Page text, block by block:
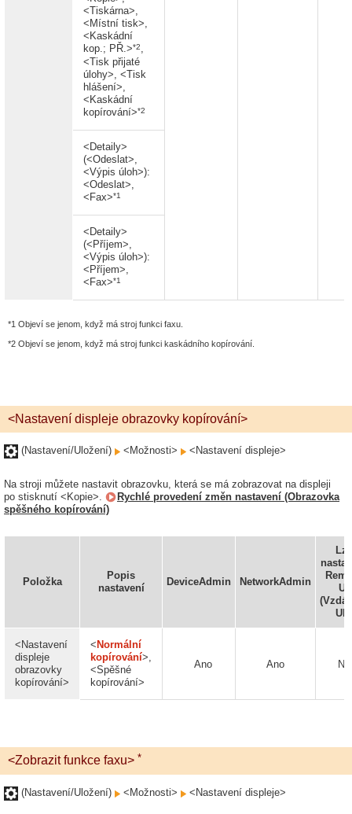
<Tiskárna>,
<Místní tisk>,
<Kaskádní
kop.; PŘ.>*2,
<Tisk přijaté
úlohy>, <Tisk
hlášení>,
<Kaskádní
kopírování>*2
<Detaily>
(<Odeslat>,
<Výpis úloh>):
<Odeslat>,
<Fax>*1
<Detaily>
(<Příjem>,
<Výpis úloh>):
<Příjem>,
<Fax>*1
*1 Objeví se jenom, když má stroj funkci faxu.
*2 Objeví se jenom, když má stroj funkci kaskádního kopírování.
<Nastavení displeje obrazovky kopírování>
(Nastavení/Uložení) <Možnosti> <Nastavení displeje>
Na stroji můžete nastavit obrazovku, která se má zobrazovat na displeji
po stisknutí <Kopie>.
Rychlé provedení změn nastavení (Obrazovka
spěšného kopírování)
Položka
Popis
nastavení
DeviceAdmin NetworkAdmin
Lze
UI
UR)
<Nastavení
displeje
obrazovky
kopírování>
< Normální
kopírování>,
<Spěšné
kopírování>
Ano Ano Ne
<Zobrazit funkce faxu> *
(Nastavení/Uložení) <Možnosti> <Nastavení displeje>